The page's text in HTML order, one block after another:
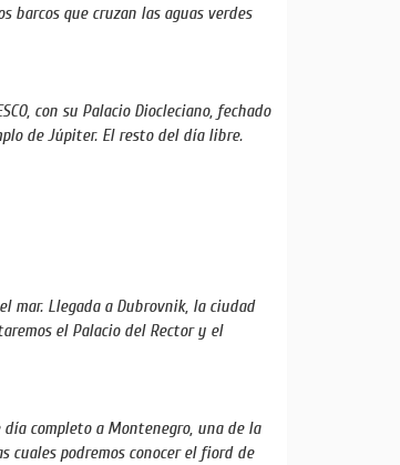
barcos que cruzan las aguas verdes
con su Palacio Diocleciano, fechado
de Júpiter. El resto del día libre.
mar. Llegada a Dubrovnik, la ciudad
el Palacio del Rector y el
completo a Montenegro, una de la
podremos conocer el fiord de